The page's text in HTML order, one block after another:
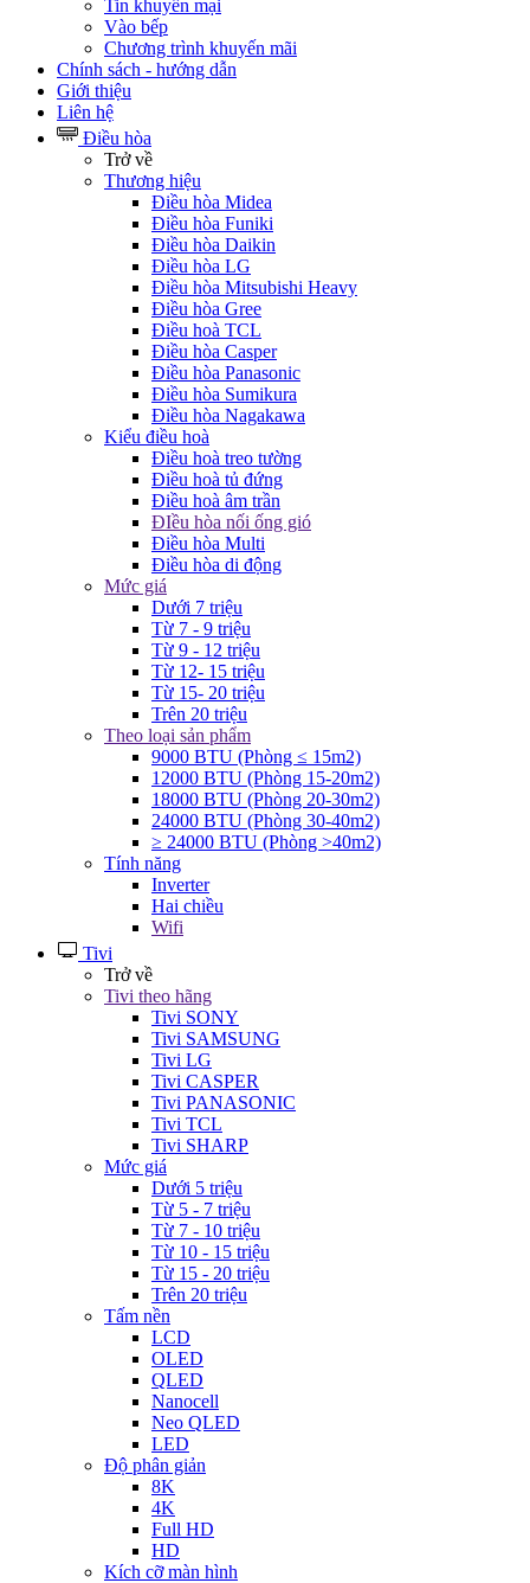
Tin khuyến mại
Vào bếp
Chương trình khuyến mãi
Chính sách - hướng dẫn
Giới thiệu
Liên hệ
Điều hòa
Trở về
Thương hiệu
Điều hòa Midea
Điều hòa Funiki
Điều hòa Daikin
Điều hòa LG
Điều hòa Mitsubishi Heavy
Điều hòa Gree
Điều hoà TCL
Điều hòa Casper
Điều hòa Panasonic
Điều hòa Sumikura
Điều hòa Nagakawa
Kiểu điều hoà
Điều hoà treo tường
Điều hoà tủ đứng
Điều hoà âm trần
ĐIều hòa nối ống gió
Điều hòa Multi
Điều hòa di động
Mức giá
Dưới 7 triệu
Từ 7 - 9 triệu
Từ 9 - 12 triệu
Từ 12- 15 triệu
Từ 15- 20 triệu
Trên 20 triệu
Theo loại sản phẩm
9000 BTU (Phòng ≤ 15m2)
12000 BTU (Phòng 15-20m2)
18000 BTU (Phòng 20-30m2)
24000 BTU (Phòng 30-40m2)
≥ 24000 BTU (Phòng >40m2)
Tính năng
Inverter
Hai chiều
Wifi
Tivi
Trở về
Tivi theo hãng
Tivi SONY
Tivi SAMSUNG
Tivi LG
Tivi CASPER
Tivi PANASONIC
Tivi TCL
Tivi SHARP
Mức giá
Dưới 5 triệu
Từ 5 - 7 triệu
Từ 7 - 10 triệu
Từ 10 - 15 triệu
Từ 15 - 20 triệu
Trên 20 triệu
Tấm nền
LCD
OLED
QLED
Nanocell
Neo QLED
LED
Độ phân giản
8K
4K
Full HD
HD
Kích cỡ màn hình